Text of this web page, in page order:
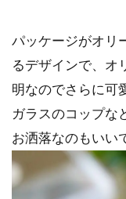
パッケージがオリ
るデザインで、オ
明なのでさらに可
ガラスのコップな
お洒落なのもいい